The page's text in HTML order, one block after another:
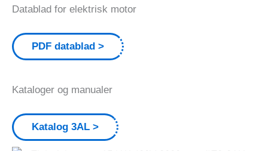
Datablad for elektrisk motor
PDF datablad
Kataloger og manualer
Katalog 3AL